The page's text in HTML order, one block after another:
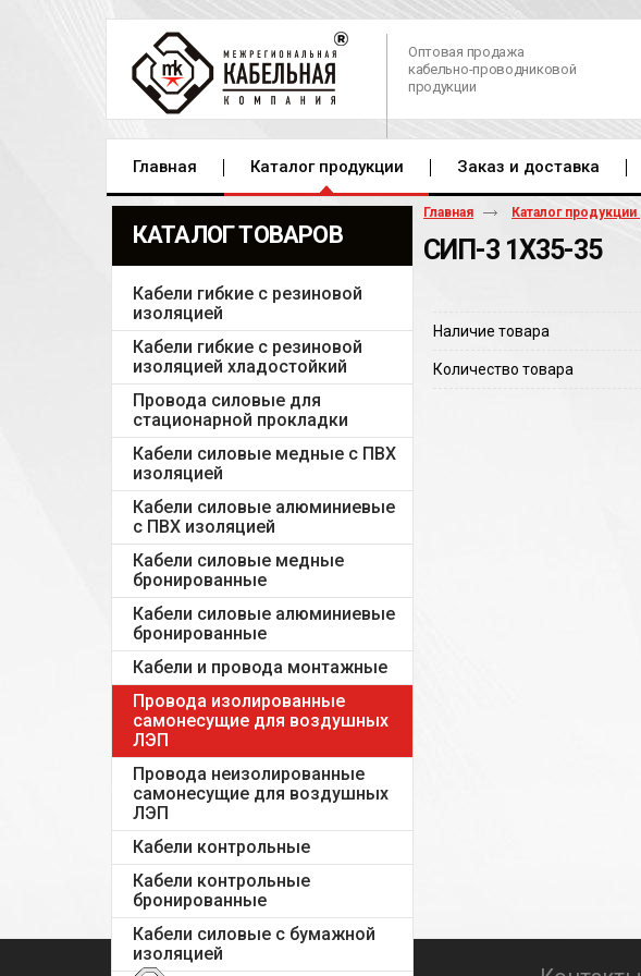
Оптовая продажа
кабельно-проводниковой
продукции
Главная Каталог продукции Заказ и доставка
КАТАЛОГ ТОВАРОВ
Кабели гибкие с резиновой
изоляцией
Кабели гибкие с резиновой
изоляцией хладостойкий
Провода силовые для
стационарной прокладки
Кабели силовые медные с ПВХ
изоляцией
Кабели силовые алюминиевые
с ПВХ изоляцией
Кабели силовые медные
бронированные
Кабели силовые алюминиевые
бронированные
Кабели и провода монтажные
Провода изолированные
самонесущие для воздушных
ЛЭП
Провода неизолированные
самонесущие для воздушных
ЛЭП
Кабели контрольные
Кабели контрольные
бронированные
Кабели силовые с бумажной
изоляцией
Главная Каталог продукции
СИП-3 1Х35-35
Наличие товара
Количество товара